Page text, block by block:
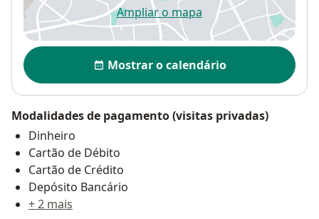
Ampliar o mapaabre num novo separador
Disponibilidade
Mostrar o calendário
Modalidades de pagamento (visitas privadas)
Dinheiro
Cartão de Débito
Cartão de Crédito
Depósito Bancário
+ 2 mais